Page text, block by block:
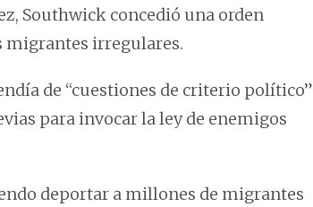
Southwick concedió una orden
migrantes irregulares.
de “cuestiones de criterio político”
para invocar la ley de enemigos
deportar a millones de migrantes